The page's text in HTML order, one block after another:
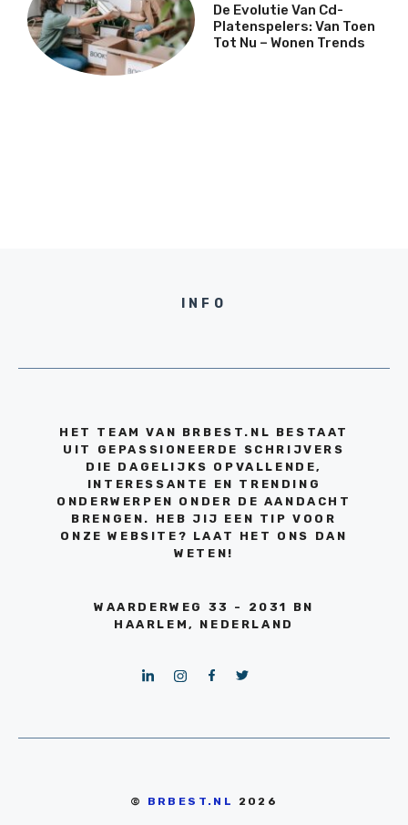
De Evolutie Van Cd-
Platenspelers: Van Toen
Tot Nu – Wonen Trends
INFO
HET TEAM VAN BRBEST.NL BESTAAT
UIT GEPASSIONEERDE SCHRIJVERS
DIE DAGELIJKS OPVALLENDE,
INTERESSANTE EN TRENDING
ONDERWERPEN ONDER DE AANDACHT
BRENGEN. HEB JIJ EEN TIP VOOR
ONZE WEBSITE? LAAT HET ONS DAN
WETEN!
WAARDERWEG 33 - 2031 BN
HAARLEM, NEDERLAND
© BRBEST.NL 2026